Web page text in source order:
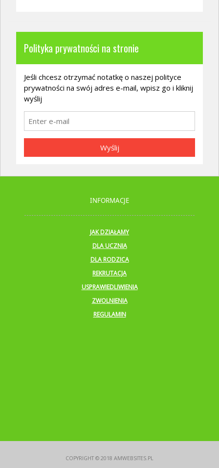
Polityka prywatności na stronie
Jeśli chcesz otrzymać notatkę o naszej polityce
prywatności na swój adres e-mail, wpisz go i kliknij
wyślij
Wyślij
INFORMACJE
JAK DZIAŁAMY
DLA UCZNIA
DLA RODZICA
REKRUTACJA
USPRAWIEDLIWIENIA
ZWOLNIENIA
REGULAMIN
COPYRIGHT © 2018 AMWEBSITES.PL